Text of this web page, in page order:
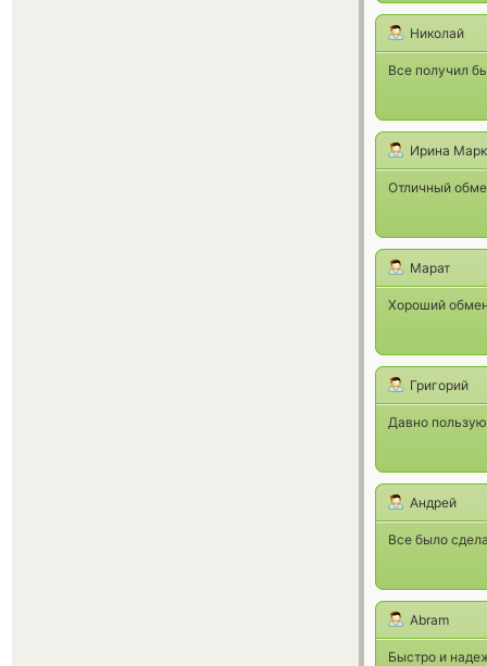
Николай
Все получил
Ирина
Отличный
Марат
Хороший
Григорий
Давно
Андрей
Все было
Abram
Быстро и